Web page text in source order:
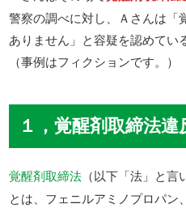
警察の調べに対し、Ａさんは「
ありません」と容疑を認めてい
（事例はフィクションです。）
１，覚醒剤取締法
覚醒剤取締法 （以下「法」と
とは、フェニルアミノプロパン